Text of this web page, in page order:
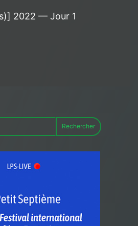
2022 — Jour 1
Rechercher